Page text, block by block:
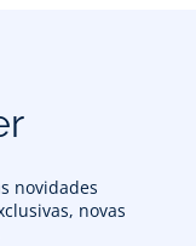
novidades
novas